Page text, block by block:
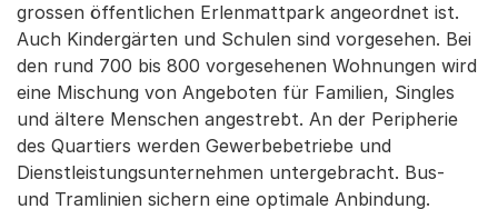
grossen öffentlichen Erlenmattpark angeordnet ist.
Auch Kindergärten und Schulen sind vorgesehen. Bei
den rund 700 bis 800 vorgesehenen Wohnungen wird
eine Mischung von Angeboten für Familien, Singles
und ältere Menschen angestrebt. An der Peripherie
des Quartiers werden Gewerbebetriebe und
Dienstleistungsunternehmen untergebracht. Bus-
und Tramlinien sichern eine optimale Anbindung.